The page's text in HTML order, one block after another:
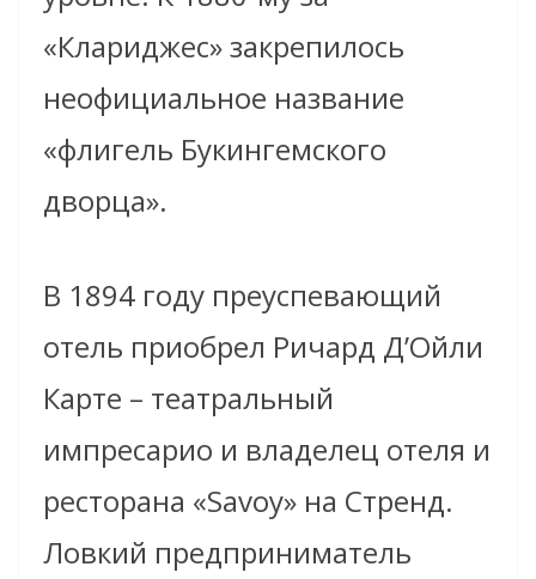
«Клариджес» закрепилось
неофициальное название
«флигель Букингемского
дворца».
В 1894 году преуспевающий
отель приобрел Ричард Д’Ойли
Карте – театральный
импресарио и владелец отеля и
ресторана «Savoy» на Стренд.
Ловкий предприниматель